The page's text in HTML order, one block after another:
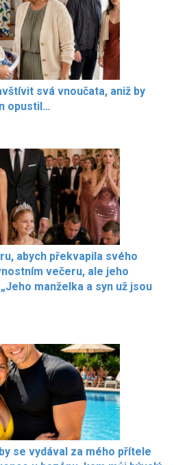
svá vnoučata, aniž by
opustil…
abych překvapila svého
večeru, ale jeho
manželka a syn už jsou
se vydával za mého přítele